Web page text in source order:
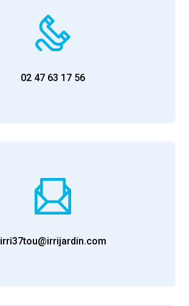
02 47 63 17 56
irri37tou@irrijardin.com